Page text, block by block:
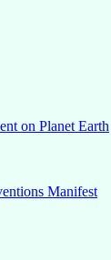
on Planet Earth
Manifest